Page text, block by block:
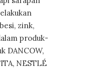
zink,
produk-
DANCOW,
NESTLÉ